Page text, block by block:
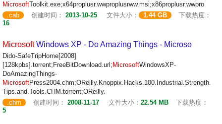
MicrosoftToolkit.exe;x64proplusr.wwproplusrww.msi;x86proplusr.wwpro
.cab
创建时间： 2013-10-25 文件大小： 1.44 GB
下载热度：
16
MicrosoftWindows XP - Do Amazing Things - Microso
Dido-SafeTripHome[2008]
[128kpbs].torrent;FreeBitDownload.url; MicrosoftWindowsXP-
DoAmazingThings-
MicrosoftPress2004.chm;OReilly.Knoppix.Hacks.100.Industrial.Strength.
Tips.and.Tools.CHM.torrent;OReilly.
.chm
创建时间： 2008-11-17 文件大小： 22.54 MB
下载热度：
5